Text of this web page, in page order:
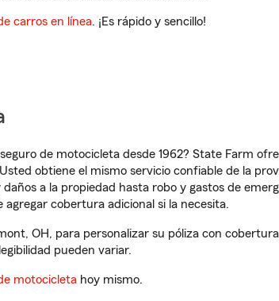
carros en línea. ¡Es rápido y sencillo!
de motocicleta desde 1962? State Farm
obtiene el mismo servicio confiable de la
daños a la propiedad hasta robo y gastos de
agregar cobertura adicional si la necesita.
OH, para personalizar su póliza con
pueden variar.
motocicleta hoy mismo.